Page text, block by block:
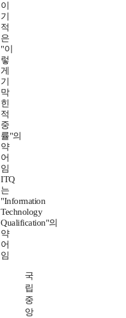
이
기
적
은
"이
렇
게
기
막
힌
적
중
률"의
약
어
임
ITQ
는
"Information
Technology
Qualification"의
약
어
임
국
립
중
앙